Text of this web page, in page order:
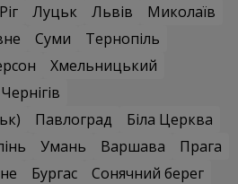
Луцьк Львів
Миколаїв
Суми
Тернопіль
Хмельницький
Чернігів
Павлоград
Біла Церква
Умань Варшава
Прага
Бургас
Сонячний берег